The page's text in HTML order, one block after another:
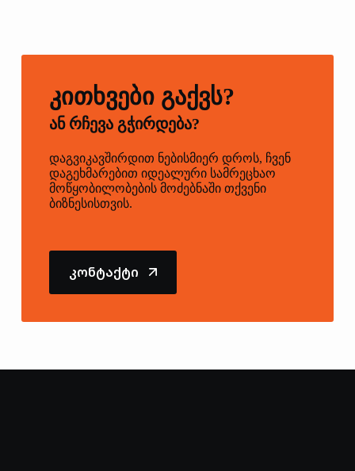
ᲙᲘᲗᲮᲕᲔᲑᲘ ᲒᲐᲥᲕᲡ?
ᲐᲜ ᲠᲩᲔᲕᲐ ᲒᲭᲘᲠᲓᲔᲑᲐ?
დაგვიკავშირდით ნებისმიერ დროს, ჩვენ
დაგეხმარებით იდეალური სამრეცხაო
მოწყობილობების მოძებნაში თქვენი
ბიზნესისთვის.
კონტაქტი